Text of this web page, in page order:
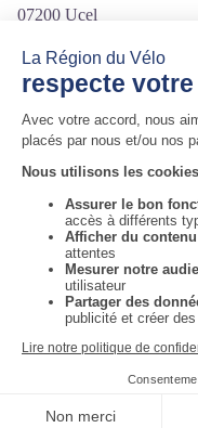
07200 Ucel
Courriel:
contact@aubenas-
Site internet:
https://www.mairie-
Auvergne-Rhône-Alpes